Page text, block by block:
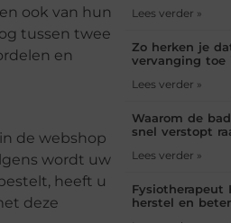
ook van hun
tussen twee
en
de webshop
wordt uw
heeft u
deze
Lees verder »
Zo herken je
vervanging toe
Lees verder »
Waarom de
snel verstopt
Lees verder »
Fysiotherapeut
herstel en